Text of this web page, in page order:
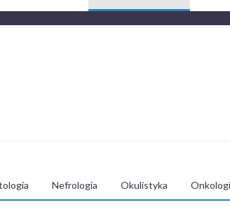
Nefrologia Okulistyka